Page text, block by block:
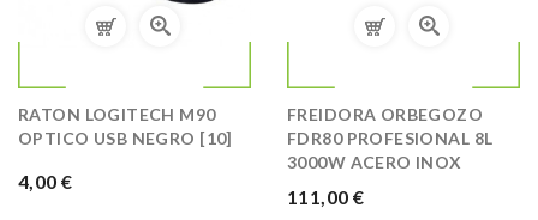
RATON LOGITECH M90
OPTICO USB NEGRO [10]
PRECIO
4,00 €
FREIDORA ORBEGOZO
FDR80 PROFESIONAL 8L
3000W ACERO INOX
PRECIO
111,00 €